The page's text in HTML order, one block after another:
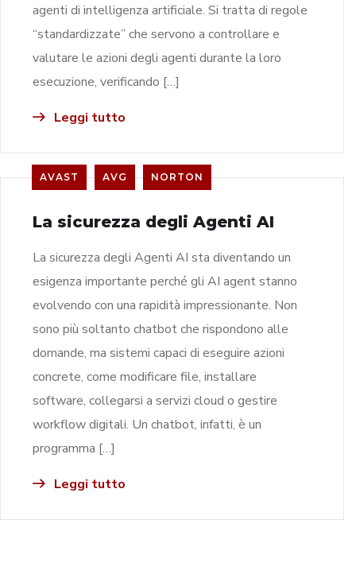
agenti di intelligenza artificiale. Si tratta di regole
“standardizzate” che servono a controllare e
valutare le azioni degli agenti durante la loro
esecuzione, verificando […]
Leggi tutto
AVAST AVG NORTON
La sicurezza degli Agenti AI
La sicurezza degli Agenti AI sta diventando un
esigenza importante perché gli AI agent stanno
evolvendo con una rapidità impressionante. Non
sono più soltanto chatbot che rispondono alle
domande, ma sistemi capaci di eseguire azioni
concrete, come modificare file, installare
software, collegarsi a servizi cloud o gestire
workflow digitali. Un chatbot, infatti, è un
programma […]
Leggi tutto